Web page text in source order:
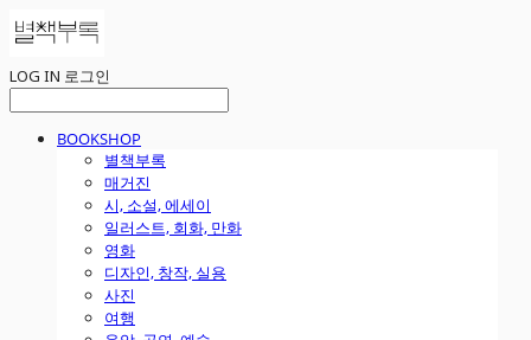
LOG IN 로그인
BOOKSHOP
별책부록
매거진
시, 소설, 에세이
일러스트, 회화, 만화
영화
디자인, 창작, 실용
사진
여행